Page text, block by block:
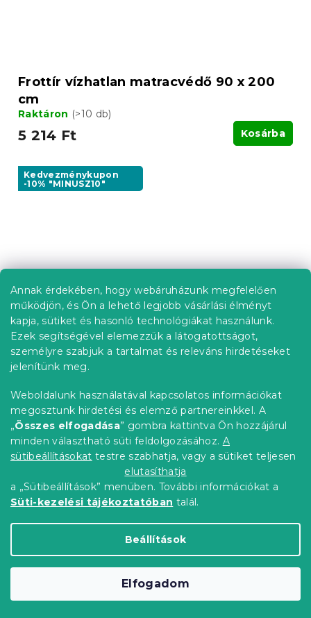
Annak érdekében, hogy webáruházunk megfelelően
működjön, és Ön a lehető legjobb vásárlási élményt
kapja, sütiket és hasonló technológiákat használunk.
Ezek segítségével elemezzük a látogatottságot,
személyre szabjuk a tartalmat és releváns hirdetéseket
jelenítünk meg.
Weboldalunk használatával kapcsolatos információkat
megosztunk hirdetési és elemző partnereinkkel. A
„Összes elfogadása” gombra kattintva Ön hozzájárul
minden választható süti feldolgozásához. A
sütibeállításokat testre szabhatja, vagy a sütiket teljesen
elutasíthatja
a „Sütibeállítások” menüben. További információkat a
Süti-kezelési tájékoztatóban talál.
Beállítások
Elfogadom
Frottír vízhatlan matracvédő 90 x 200
cm
Raktáron (>10 db)
5 214 Ft Kosárba
Kedvezménykupon
-10% "MINUSZ10"
200 cm
Raktáron(5 db)
10 696 Ft Kosárba
-10% "MINUSZ10"